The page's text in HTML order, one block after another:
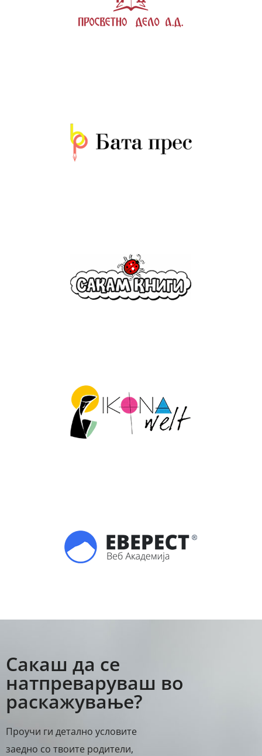
Сакаш да се
натпреваруваш во
раскажување?
Проучи ги детално условите
заедно со твоите родители,